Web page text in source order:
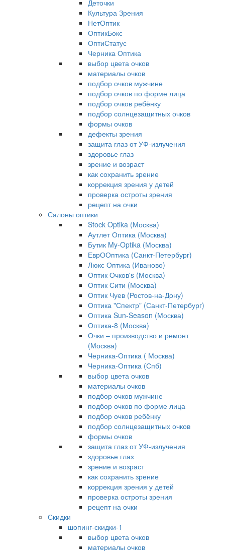
Деточки
Культура Зрения
НетОптик
ОптикБокс
ОптиСтатус
Черника Оптика
выбор цвета очков
материалы очков
подбор очков мужчине
подбор очков по форме лица
подбор очков ребёнку
подбор солнцезащитных очков
формы очков
дефекты зрения
защита глаз от УФ-излучения
здоровье глаз
зрение и возраст
как сохранить зрение
коррекция зрения у детей
проверка остроты зрения
рецепт на очки
Салоны оптики
Stock Optika (Москва)
Аутлет Оптика (Москва)
Бутик My-Optika (Москва)
ЕврООптика (Санкт-Петербург)
Люкс Оптика (Иваново)
Оптик Очков's (Москва)
Оптик Сити (Москва)
Оптик Чуев (Ростов-на-Дону)
Оптика "Спектр" (Санкт-Петербург)
Оптика Sun-Season (Москва)
Оптика-8 (Москва)
Очки – производство и ремонт
(Москва)
Черника-Оптика ( Москва)
Черника-Оптика (Спб)
выбор цвета очков
материалы очков
подбор очков мужчине
подбор очков по форме лица
подбор очков ребёнку
подбор солнцезащитных очков
формы очков
защита глаз от УФ-излучения
здоровье глаз
зрение и возраст
как сохранить зрение
коррекция зрения у детей
проверка остроты зрения
рецепт на очки
Скидки
шопинг-скидки-1
выбор цвета очков
материалы очков